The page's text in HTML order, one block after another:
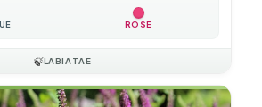
ROSE
🍃LABIATAE